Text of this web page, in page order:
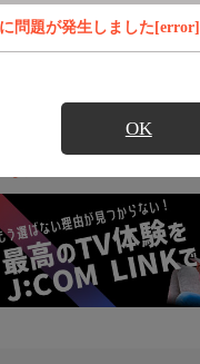
問題が発生しました[error]
OK
すすめ番組
情報